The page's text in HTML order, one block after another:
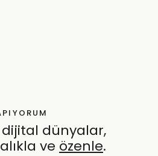
dijital dünyalar,
ve özenle.